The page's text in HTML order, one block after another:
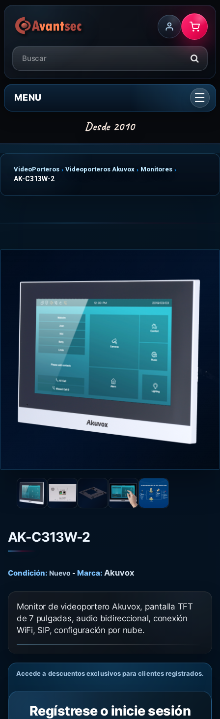
MENU
VideoPorteros Videoporteros Akuvox Monitores
AK-C313W-2
AK-C313W-2
Condición: Nuevo - Marca: Akuvox
Monitor de videoportero Akuvox, pantalla TFT
de 7 pulgadas, audio bidireccional, conexión
WiFi, SIP, configuración por nube.
Accede a descuentos exclusivos para clientes registrados.
Regístrese o inicie sesión